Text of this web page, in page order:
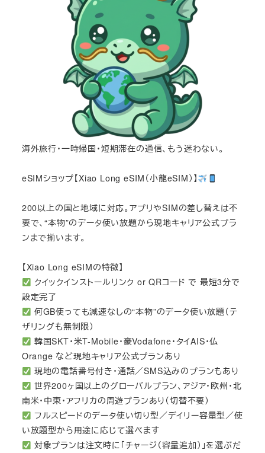
海外旅行・一時帰国・短期滞在の通信、もう迷わない。
eSIMショップ【Xiao Long eSIM（小龍eSIM）】
200以上の国と地域に対応。アプリやSIMの差し替えは不
要で、“本物”のデータ使い放題から現地キャリア公式プラ
ンまで揃います。
【Xiao Long eSIMの特徴】
クイックインストールリンク or QRコード で 最短3分で
設定完了
何GB使っても減速なしの“本物”のデータ使い放題（テ
ザリングも無制限）
韓国SKT・米T-Mobile・豪Vodafone・タイAIS・仏
Orange など現地キャリア公式プランあり
現地の電話番号付き・通話／SMS込みのプランもあり
世界200ヶ国以上のグローバルプラン、アジア・欧州・北
南米・中東・アフリカの周遊プランあり（切替不要）
フルスピードのデータ使い切り型／デイリー容量型／使
い放題型から用途に応じて選べます
対象プランは注文時に「チャージ（容量追加）」を選ぶだ